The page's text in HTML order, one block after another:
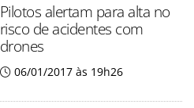
Pilotos alertam para alta no
risco de acidentes com
drones
06/01/2017 às 19h26